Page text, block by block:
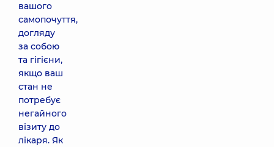
вашого
самопочуття,
догляду
за собою
та гігієни,
якщо ваш
стан не
потребує
негайного
візиту до
лікаря. Як